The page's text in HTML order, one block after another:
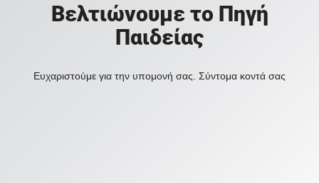
Βελτιώνουμε το Πηγή
Παιδείας
Ευχαριστούμε για την υπομονή σας. Σύντομα κοντά σας